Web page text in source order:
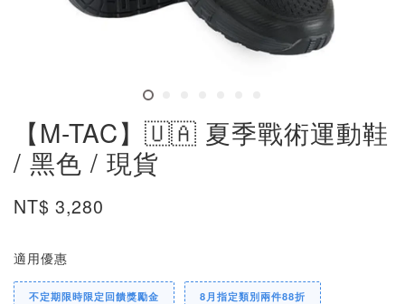
【M-TAC】🇺🇦 夏季戰術運動鞋
/ 黑色 / 現貨
NT$ 3,280
適用優惠
不定期限時限定回饋獎勵金 8月指定類別兩件88折